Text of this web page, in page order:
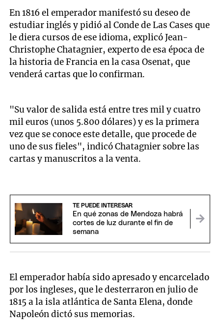
En 1816 el emperador manifestó su deseo de
estudiar inglés y pidió al Conde de Las Cases que
le diera cursos de ese idioma, explicó Jean-
Christophe Chatagnier, experto de esa época de
la historia de Francia en la casa Osenat, que
venderá cartas que lo confirman.
"Su valor de salida está entre tres mil y cuatro
mil euros (unos 5.800 dólares) y es la primera
vez que se conoce este detalle, que procede de
uno de sus fieles", indicó Chatagnier sobre las
cartas y manuscritos a la venta.
TE PUEDE INTERESAR
En qué zonas de Mendoza habrá
cortes de luz durante el fin de
semana
El emperador había sido apresado y encarcelado
por los ingleses, que le desterraron en julio de
1815 a la isla atlántica de Santa Elena, donde
Napoleón dictó sus memorias.